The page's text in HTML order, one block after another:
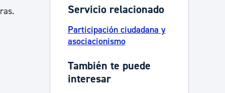
Servicio relacionado
Participación ciudadana y
asociacionismo
También te puede
interesar